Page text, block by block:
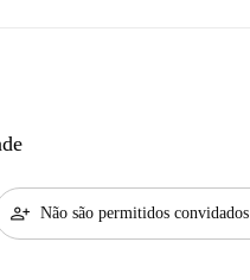
person_add Não são permitidos